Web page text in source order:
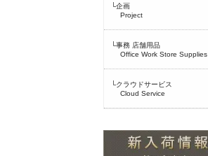
└企画
Project
└事務 店舗用品
Office Work Store Supplies
└クラウドサービス
Cloud Service